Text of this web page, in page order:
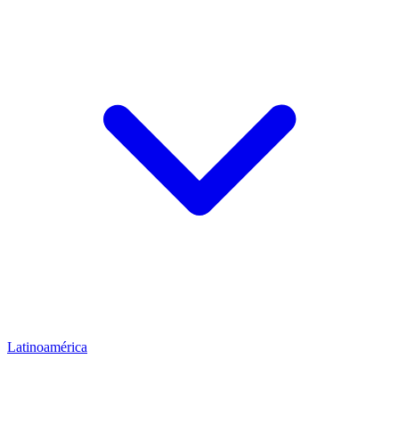
Latinoamérica